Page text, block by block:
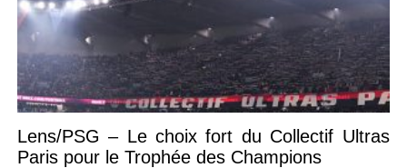
Lens/PSG – Le choix fort du Collectif Ultras
Paris pour le Trophée des Champions